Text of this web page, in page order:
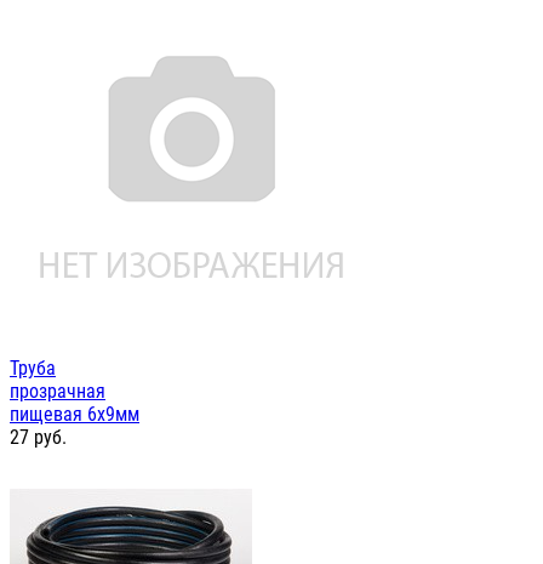
Труба
прозрачная
пищевая 6х9мм
27 руб.